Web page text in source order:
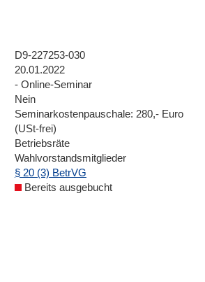
D9-227253-030
20.01.2022
- Online-Seminar
Nein
Seminarkostenpauschale: 280,- Euro
(USt-frei)
Betriebsräte
Wahlvorstandsmitglieder
§ 20 (3) BetrVG
Bereits ausgebucht